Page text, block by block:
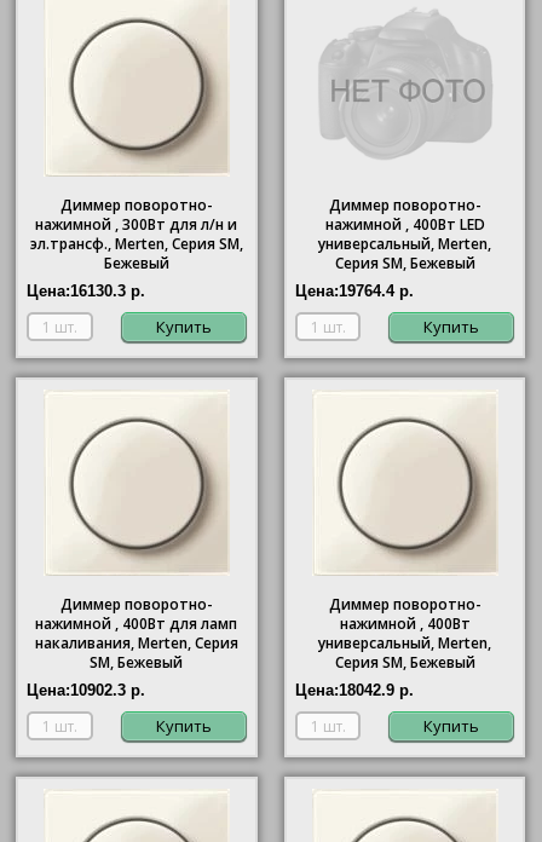
Диммер поворотно-
нажимной , 300Вт для л/н и
эл.трансф., Merten, Серия SM,
Бежевый
Цена:16130.3 р.
Купить
Диммер поворотно-
нажимной , 400Вт LED
универсальный, Merten,
Серия SM, Бежевый
Цена:19764.4 р.
Купить
Диммер поворотно-
нажимной , 400Вт для ламп
накаливания, Merten, Серия
SM, Бежевый
Цена:10902.3 р.
Купить
Диммер поворотно-
нажимной , 400Вт
универсальный, Merten,
Серия SM, Бежевый
Цена:18042.9 р.
Купить